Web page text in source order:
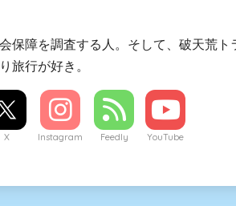
保障を調査する人。そして、破天荒ト
旅行が好き。
X Instagram Feedly YouTube